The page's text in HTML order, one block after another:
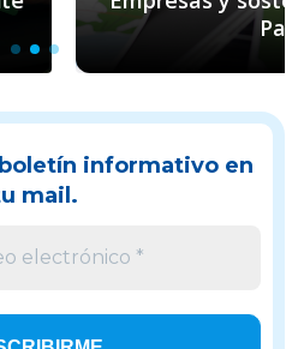
Global
informativo en
mail.